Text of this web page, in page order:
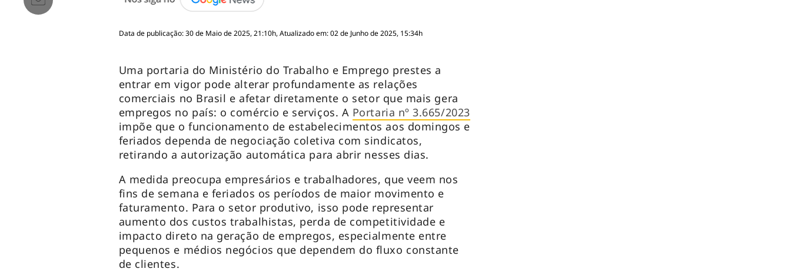
Data de publicação: 30 de Maio de 2025, 21:10h, Atualizado em: 02 de Junho de 2025, 15:34h
Uma portaria do Ministério do Trabalho e Emprego prestes a
entrar em vigor pode alterar profundamente as relações
comerciais no Brasil e afetar diretamente o setor que mais gera
empregos no país: o comércio e serviços. A Portaria nº 3.665/2023
impõe que o funcionamento de estabelecimentos aos domingos e
feriados dependa de negociação coletiva com sindicatos,
retirando a autorização automática para abrir nesses dias.
A medida preocupa empresários e trabalhadores, que veem nos
fins de semana e feriados os períodos de maior movimento e
faturamento. Para o setor produtivo, isso pode representar
aumento dos custos trabalhistas, perda de competitividade e
impacto direto na geração de empregos, especialmente entre
pequenos e médios negócios que dependem do fluxo constante
de clientes.